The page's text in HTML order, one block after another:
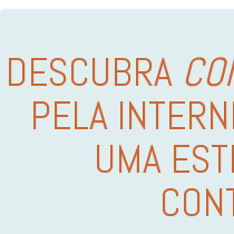
DESCUBRA
PELA
UMA